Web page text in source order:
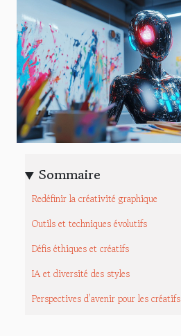
Sommaire
Redéfinir la créativité graphique
Outils et techniques évolutifs
Défis éthiques et créatifs
IA et diversité des styles
Perspectives d’avenir pour les créatifs